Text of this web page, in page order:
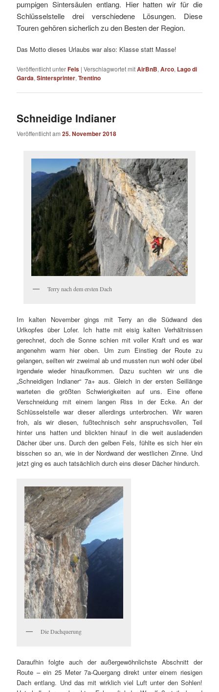
pumpigen Sintersäulen entlang. Hier hatten wir für die
Schlüsselstelle drei verschiedene Lösungen. Diese
Touren gehören sicherlich zu den Besten der Region.
Das Motto dieses Urlaubs war also: Klasse statt Masse!
Veröffentlicht unterFels |Verschlagwortet mitAirBnB,Arco, Lago di
Garda,Sintersprinter,Trentino
Schneidige Indianer
Veröffentlicht am25. November 2018
Terry nach dem ersten Dach
Im kalten November gings mit Terry an die Südwand des
Urlkopfes über Lofer. Ich hatte mit eisig kalten Verhältnissen
gerechnet, doch die Sonne schien mit voller Kraft und es war
angenehm warm hier oben. Um zum Einstieg der Route zu
gelangen, seilten wir zweimal ab und mussten nun wohl oder übel
irgendwie wieder hinaufkommen. Dazu suchten wir uns die
„Schneidigen Indianer“ 7a+ aus. Gleich in der ersten Seillänge
warteten die größten Schwierigkeiten auf uns. Eine offene
Verschneidung mit einem langen Riss in der Ecke. An der
Schlüsselstelle war dieser allerdings unterbrochen. Wir waren
froh, als wir diesen, fußtechnisch sehr anspruchsvollen, Teil
hinter uns hatten und blickten hinauf in die weit ausladenden
Dächer über uns. Durch den gelben Fels, fühlte es sich hier ein
bisschen so an, wie in der Nordwand der westlichen Zinne. Und
jetzt ging es auch tatsächlich durch eins dieser Dächer hindurch.
Die Dachquerung
Daraufhin folgte auch der außergewöhnlichste Abschnitt der
Route – ein 25 Meter 7a-Quergang direkt unter einem riesigen
Dach entlang. Und das mit wirklich viel Luft unter den Sohlen!